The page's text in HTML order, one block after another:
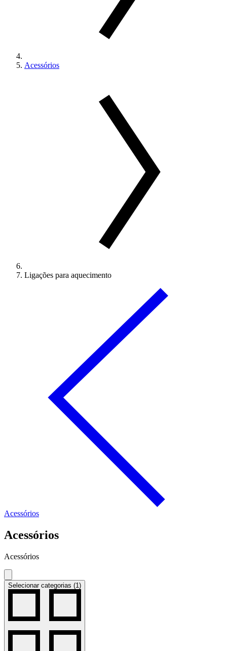
Acessórios
Ligações para aquecimento
Acessórios
Acessórios
Acessórios
Selecionar categorias (1)